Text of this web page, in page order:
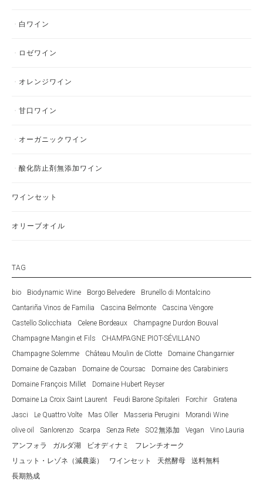
白ワイン
ロゼワイン
オレンジワイン
甘口ワイン
オーガニックワイン
酸化防止剤無添加ワイン
ワインセット
オリーブオイル
TAG
bio Biodynamic Wine Borgo Belvedere
Brunello di Montalcino
Cantariña Vinos de Familia
Cascina Belmonte
Cascina Vèngore
Castello Solicchiata
Celene Bordeaux
Champagne Durdon Bouval
Champagne Mangin et Fils
CHAMPAGNE PIOT-SÉVILLANO
Champagne Solemme
Château Moulin de Clotte
Domaine Changarnier
Domaine de Cazaban
Domaine de Coursac
Domaine des Carabiniers
Domaine François Millet
Domaine Hubert Reyser
Domaine La Croix Saint Laurent
Feudi Barone Spitaleri Forchir
Gratena
Jasci
Le Quattro Volte Mas Oller Masseria Perugini
Morandi Wine
olive oil
Sanlorenzo Scarpa Senza Rete SO2無添加 Vegan
Vino Lauria
アンフォラ
ガルダ湖 ビオディナミ
フレンチオーク
リュット・レゾネ（減農薬）
ワインセット 天然酵母
送料無料
長期熟成